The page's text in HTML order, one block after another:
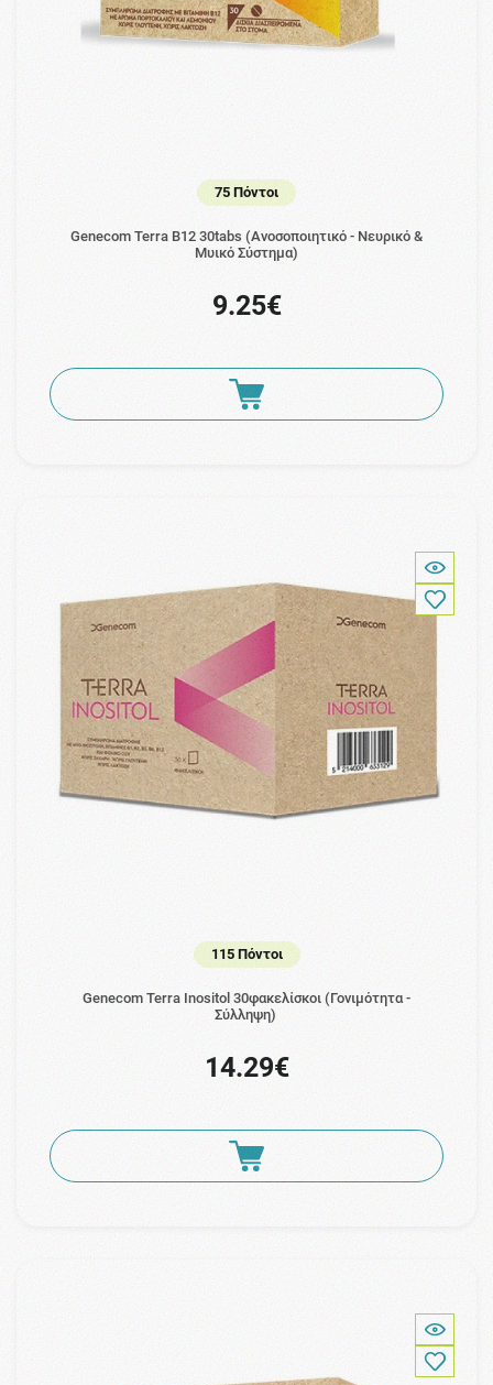
75 Πόντοι
Genecom Terra B12 30tabs (Ανοσοποιητικό - Νευρικό &
Μυικό Σύστημα)
9.25€
115 Πόντοι
Genecom Terra Inositol 30φακελίσκοι (Γονιμότητα -
Σύλληψη)
14.29€